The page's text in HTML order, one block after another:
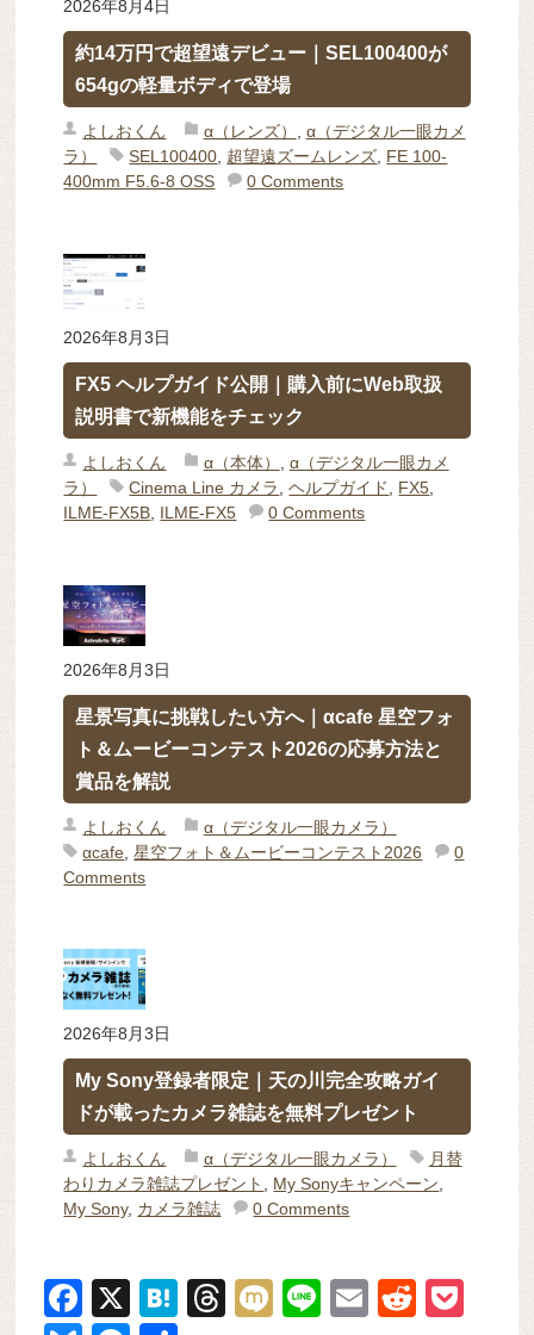
2026年8月4日
約14万円で超望遠デビュー｜SEL100400が
654gの軽量ボディで登場
よしおくん α（レンズ） , α（デジタル一眼カメ
ラ）
SEL100400, 超望遠ズームレンズ, FE 100-
400mm F5.6-8 OSS
0 Comments
2026年8月3日
FX5 ヘルプガイド公開｜購入前にWeb取扱
説明書で新機能をチェック
よしおくん α（本体） , α（デジタル一眼カメ
ラ）
Cinema Line カメラ,ヘルプガイド, FX5,
ILME-FX5B, ILME-FX5 0 Comments
2026年8月3日
星景写真に挑戦したい方へ｜αcafe 星空フォ
ト＆ムービーコンテスト2026の応募方法と
賞品を解説
よしおくん
α（デジタル一眼カメラ）
αcafe ,星空フォト＆ムービーコンテスト2026
0
Comments
2026年8月3日
My Sony登録者限定｜天の川完全攻略ガイ
ドが載ったカメラ雑誌を無料プレゼント
よしおくん α（デジタル一眼カメラ）
月替
わりカメラ雑誌プレゼント
My Sonyキャンペーン
My Sony, カメラ雑誌 0 Comments
F
X
H
T
M
Li
E
R